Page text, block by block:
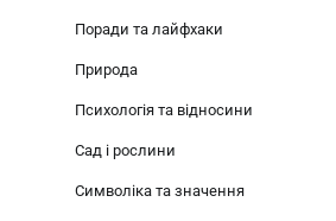
Поради та лайфхаки
Природа
Психологія та відносини
Сад і рослини
Символіка та значення